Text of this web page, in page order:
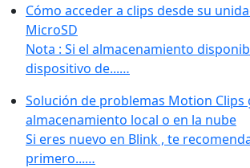
Cómo acceder a clips desde su
MicroSD
Nota : Si el almacenamiento
dispositivo de...…
Solución de problemas Motion Clips
almacenamiento local o en la nube
Si eres nuevo en Blink , te
primero...…